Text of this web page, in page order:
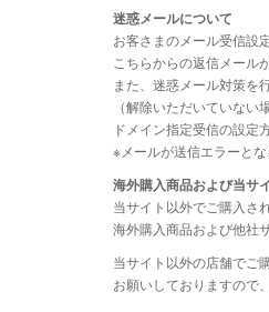
迷惑メールについて
お客さまのメール受信設
こちらからの返信メール
また、迷惑メール対策を
（解除いただいていない
ドメイン指定受信の設定
※メールが送信エラーと
海外購入商品および当サ
当サイト以外でご購入さ
海外購入商品および他社
当サイト以外の店舗でご
お願いしておりますので